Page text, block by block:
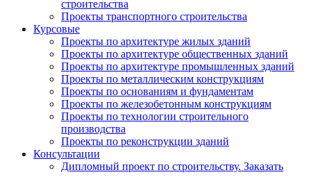
строительства
Проекты транспортного строительства
Курсовые
Проекты по архитектуре жилых зданий
Проекты по архитектуре общественных зданий
Проекты по архитектуре промышленных зданий
Проекты по металлическим конструкциям
Проекты по основаниям и фундаментам
Проекты по железобетонным конструкциям
Проекты по технологии строительного
производства
Проекты по реконструкции зданий
Консультации
Дипломный проект по строительству. Заказать